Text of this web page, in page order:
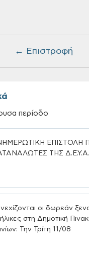
← Επιστροφή
περίοδο
ΕΠΙΣΤΟΛΗ
ΤΗΣ
οι δωρεάν
στη Δημοτική
Την Τρίτη 11/08